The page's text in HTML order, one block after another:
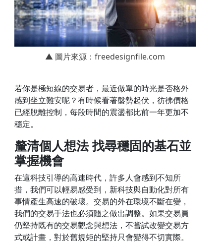
▲ 圖片來源：freedesignfile.com
若你是極短線的交易者，最近做單的時光是否格外
感到坐立難安呢？有時候看著盤勢起伏，彷彿價格
已經脫離控制，每段時間的震盪都比前一年更加不
穩定。
釐清個人想法 找尋穩固的基石並
掌握機會
在這科技引導的高速時代，許多人會感到不知所
措，我們可以輕易感受到，新科技與自動化對所有
事情產生高速的破壞。交易的外在環境不斷在變，
我們的交易手法也必須隨之做出調整。如果交易員
仍堅持既有的交易觀念與想法，不嘗試改變交易方
式或計畫，對於舊規矩的堅持只會變得不切實際。